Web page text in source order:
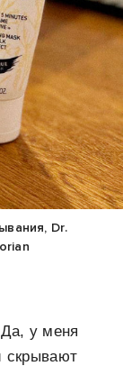
Dr.
у меня
скрывают